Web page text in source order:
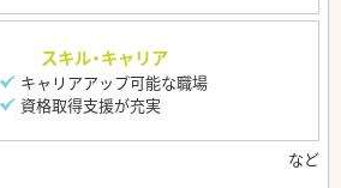
スキル・キャリア
キャリアアップ可能な職場
資格取得支援が充実